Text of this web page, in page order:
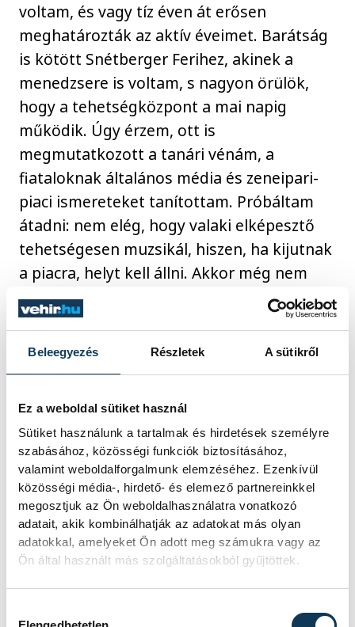
Beleegyezés Részletek A sütikről
Ez a weboldal sütiket használ
Sütiket használunk a tartalmak és hirdetések személyre
szabásához, közösségi funkciók biztosításához,
valamint weboldalforgalmunk elemzéséhez. Ezenkívül
közösségi média-, hirdető- és elemező partnereinkkel
megosztjuk az Ön weboldalhasználatra vonatkozó
adatait, akik kombinálhatják az adatokat más olyan
adatokkal, amelyeket Ön adott meg számukra vagy az
Ön által használt más szolgáltatásokból gyűjtöttek.
voltam, és vagy tíz éven át erősen
meghatározták az aktív éveimet. Barátság
is kötött Snétberger Ferihez, akinek a
menedzsere is voltam, s nagyon örülök,
hogy a tehetségközpont a mai napig
működik. Úgy érzem, ott is
megmutatkozott a tanári vénám, a
fiataloknak általános média és zeneipari-
piaci ismereteket tanítottam. Próbáltam
átadni: nem elég, hogy valaki elképesztő
tehetségesen muzsikál, hiszen, ha kijutnak
a piacra, helyt kell állni. Akkor még nem
úgy működött az önmenedzselés, hogy
készítettél magadnak egy saját honlapot,
Facebook vagy Insta oldalt. Akik ezt
segíteni?
Eszembe jutott egy párhuzam: a
nagypapám Karakószörcsökön a kevés
írástudók egyike volt, néhányan vajdának
is tartották, a falu folyton hozzá ment az
ügyes-bajos dolgával, főként az
írástudatlan parasztok. Mindenkinek